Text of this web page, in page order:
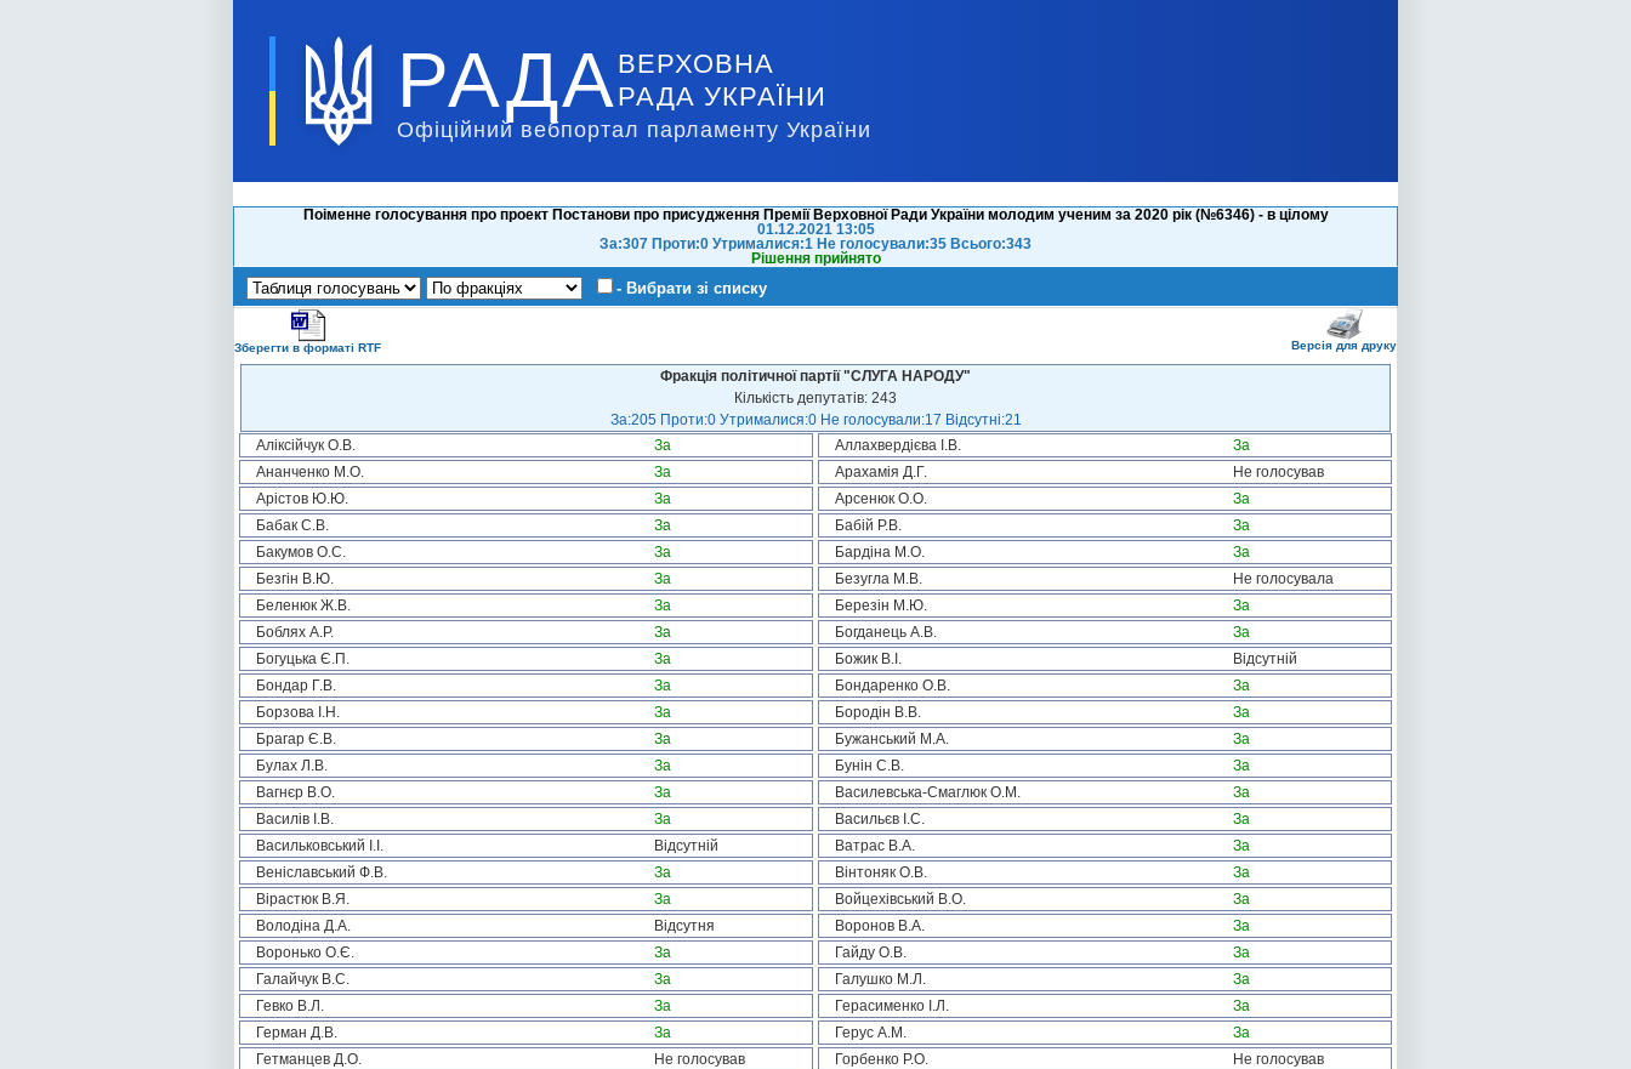
РАДА ВЕРХОВНА
РАДА УКРАЇНИ
Офіційний вебпортал парламенту України
Поіменне голосування про проект Постанови про присудження Премії Верховної Ради України молодим ученим за 2020 рік (№6346) - в цілому
01.12.2021 13:05
За:307 Проти:0 Утрималися:1 Не голосували:35 Всього:343
Рішення прийнято
- Вибрати зі списку
Зберегти в форматі RTF Версія для друку
Фракція політичної партії "СЛУГА НАРОДУ"
Кількість депутатів: 243
За:205 Проти:0 Утрималися:0 Не голосували:17 Відсутні:21
Аліксійчук О.В.
За Аллахвердієва І.В.
За
Ананченко М.О.
За Арахамія Д.Г.
Не голосував
Арістов Ю.Ю.
За Арсенюк О.О.
За
Бабак С.В.
За Бабій Р.В.
За
Бакумов О.С.
За Бардіна М.О.
За
Безгін В.Ю.
За Безугла М.В.
Не голосувала
Беленюк Ж.В.
За Березін М.Ю.
За
Боблях А.Р.
За Богданець А.В.
За
Богуцька Є.П.
За Божик В.І.
Відсутній
Бондар Г.В.
За Бондаренко О.В.
За
Борзова І.Н.
За Бородін В.В.
За
Брагар Є.В.
За Бужанський М.А.
За
Булах Л.В.
За Бунін С.В.
За
Вагнєр В.О.
За Василевська-Смаглюк О.М.
За
Василів І.В.
За Васильєв І.С.
За
Васильковський І.І.
Відсутній Ватрас В.А.
За
Веніславський Ф.В.
За Вінтоняк О.В.
За
Вірастюк В.Я.
За Войцехівський В.О.
За
Володіна Д.А.
Відсутня Воронов В.А.
За
Воронько О.Є.
За Гайду О.В.
За
Галайчук В.С.
За Галушко М.Л.
За
Гевко В.Л.
За Герасименко І.Л.
За
Герман Д.В.
За Герус А.М.
За
Гетманцев Д.О.
Не голосував Горбенко Р.О.
Не голосував